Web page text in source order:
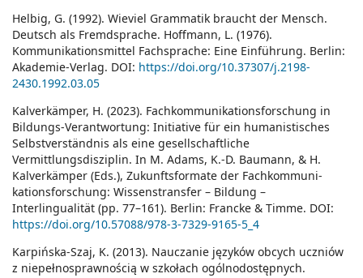
Helbig, G. (1992). Wieviel Grammatik braucht der Mensch.
Deutsch als Fremdsprache. Hoffmann, L. (1976).
Kommunikationsmittel Fachsprache: Eine Einführung. Berlin:
Akademie-Verlag. DOI: https://doi.org/10.37307/j.2198-
2430.1992.03.05
Kalverkämper, H. (2023). Fachkommunikationsforschung in
Bildungs-Verantwortung: Initiative für ein humanistisches
Selbstverständnis als eine gesellschaftliche
Vermittlungsdisziplin. In M. Adams, K.-D. Baumann, & H.
Kalverkämper (Eds.), Zukunftsformate der Fachkommuni-
kationsforschung: Wissenstransfer – Bildung –
Interlingualität (pp. 77–161). Berlin: Francke & Timme. DOI:
https://doi.org/10.57088/978-3-7329-9165-5_4
Karpińska-Szaj, K. (2013). Nauczanie języków obcych uczniów
z niepełnosprawnością w szkołach ogólnodostępnych.